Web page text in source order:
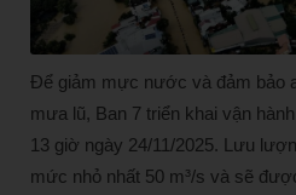
Để giảm mực nước và đảm bảo
mưa lũ, Ban 7 triển khai vận
13 giờ ngày 24/11/2025. Lưu
mức nhỏ nhất 50 m³/s và sẽ